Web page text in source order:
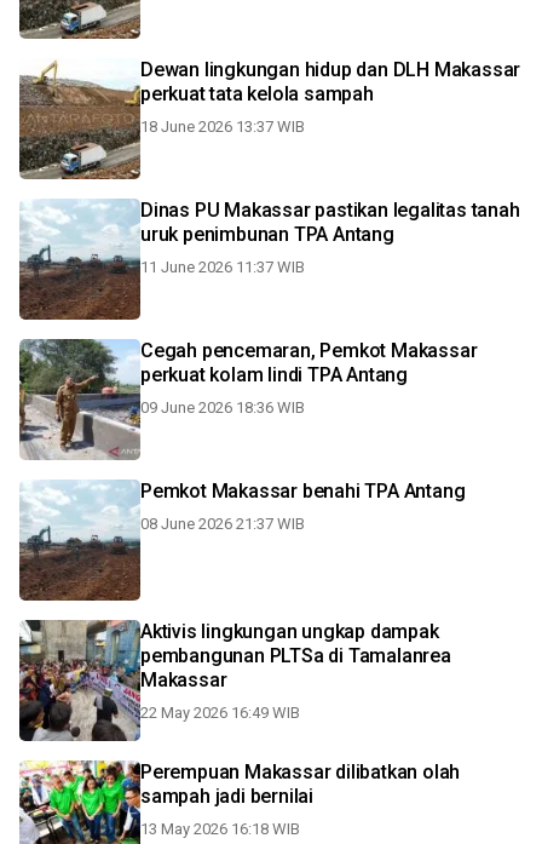
Dewan lingkungan hidup dan DLH Makassar
perkuat tata kelola sampah
18 June 2026 13:37 WIB
Dinas PU Makassar pastikan legalitas tanah
uruk penimbunan TPA Antang
11 June 2026 11:37 WIB
Cegah pencemaran, Pemkot Makassar
perkuat kolam lindi TPA Antang
09 June 2026 18:36 WIB
Pemkot Makassar benahi TPA Antang
08 June 2026 21:37 WIB
Aktivis lingkungan ungkap dampak
pembangunan PLTSa di Tamalanrea
Makassar
22 May 2026 16:49 WIB
Perempuan Makassar dilibatkan olah
sampah jadi bernilai
13 May 2026 16:18 WIB